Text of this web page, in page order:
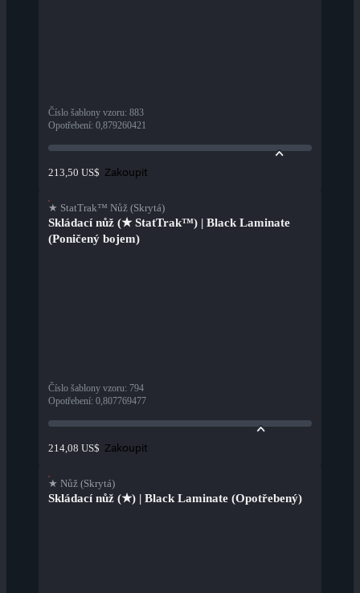
Číslo šablony vzoru: 883
Opotřebení: 0,879260421
213,50 US$ Zakoupit
★ StatTrak™ Nůž (Skrytá)
Skládací nůž (★ StatTrak™) | Black Laminate
(Poničený bojem)
Číslo šablony vzoru: 794
Opotřebení: 0,807769477
214,08 US$ Zakoupit
★ Nůž (Skrytá)
Skládací nůž (★) | Black Laminate (Opotřebený)